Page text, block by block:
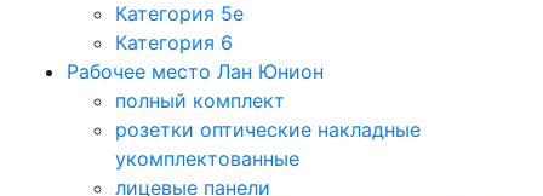
Категория 5e
Категория 6
Рабочее место Лан Юнион
полный комплект
розетки оптические накладные
укомплектованные
лицевые панели